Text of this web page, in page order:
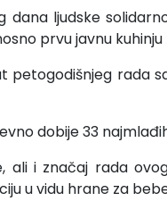
ljudske
prvu javnu kuhinju
petogodišnjeg rada
dobije 33
ali i značaj rada
u vidu hrane za